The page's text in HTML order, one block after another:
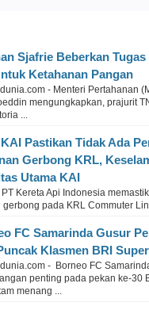
Sjafrie Beberkan
Ketahanan Pangan
- Menteri Pertahanan
mengungkapkan, prajurit
...
Pastikan Tidak Ada
Gerbong KRL,
Utama KAI
Kereta Api Indonesia
pada KRL Commuter
FC Samarinda Gusur
Klasmen BRI
- Borneo FC
penting pada pekan ke-30
menang ...